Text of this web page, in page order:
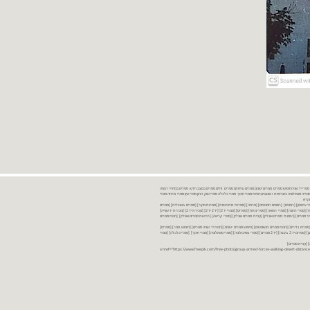
ספרים יד שניה ספרים משומשים ספרים חדשים ספרים יד 2 מכירת ספרים יד שניה ספרי יד שניהחיפוש ספרים ספרים ישנים ספרים עתיקים ספרים זולים ספרים במצב חדש ספרים במחירי רצפה
במבצע ספרים יד 2 ברמת גן ספרים יד 2 ביבנה יד 2 ספרים ספרי פסיכולוגיה ספריה סוציולוגיה ביוגרפיות ו אוטוביוגרפיות ספרי חינוך ספרי כלכלה ספרי שוק ההון ספרי עיון ספרי פרוזה ספרי
ביטחון] [רומנים] [רומנים רומנטיים] [פרוזה] [ספרות מתורגמת] [ספרות מקור] [ספרים באנגלית] [ספרים
חדשים מהחנות] [ספרים מומלצים] [ספרי בישול] [ספרי עידן חדש] [ספרי עסקים] [ספרי מורשת] [מחזות] [ספרי שירה] [ספרי בריאות] [ספרי תזונה] [ספרי רפואה] [ספרי מתח] [ספרים] [ספרי יד 2[ [יד 2 יד 2[ [מכירת יד 2[ [מכירת יד שנייה]
יד 2[ [ספר] [ספרים יד 2[ [הזמנת ספרים] [יד 2 ספרים] [ספרים בזול] [אתר ספרים] [הזמנת ספרים אונליין] [קניית ספרים אונליין] [ספרי קריאה] [רכישת ספרים אונליין] [חנות ספרים
נדירים] [חנות ספרים משומשים] [חיפוש ספרים ישנים] [חנות יד שניה ספרים] [חיפוש ספר] [ספרים]
[חנות ספרים זולים] [ספרים חדשים] [ספרים במחירי רצפה] [ספרים במשלוח חינם] [ספרים במשלוח עד הבית] [ספרים יד 2 ברמת גן] [ספרים יד 2 ביבנה] [יד 2 ספרים] [ספרי פסיכולוגיה] [ספרי סוציולוגיה] [ספרי חינוך] [ספרי כלכלה] [ספרי
[קניית ספרים]
<a href="https://www.freepik.com/free-photo/group-armed-forces-walking-desert-